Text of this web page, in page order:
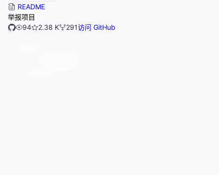
README
举报项目
94
2.38 K 291访问 GitHub